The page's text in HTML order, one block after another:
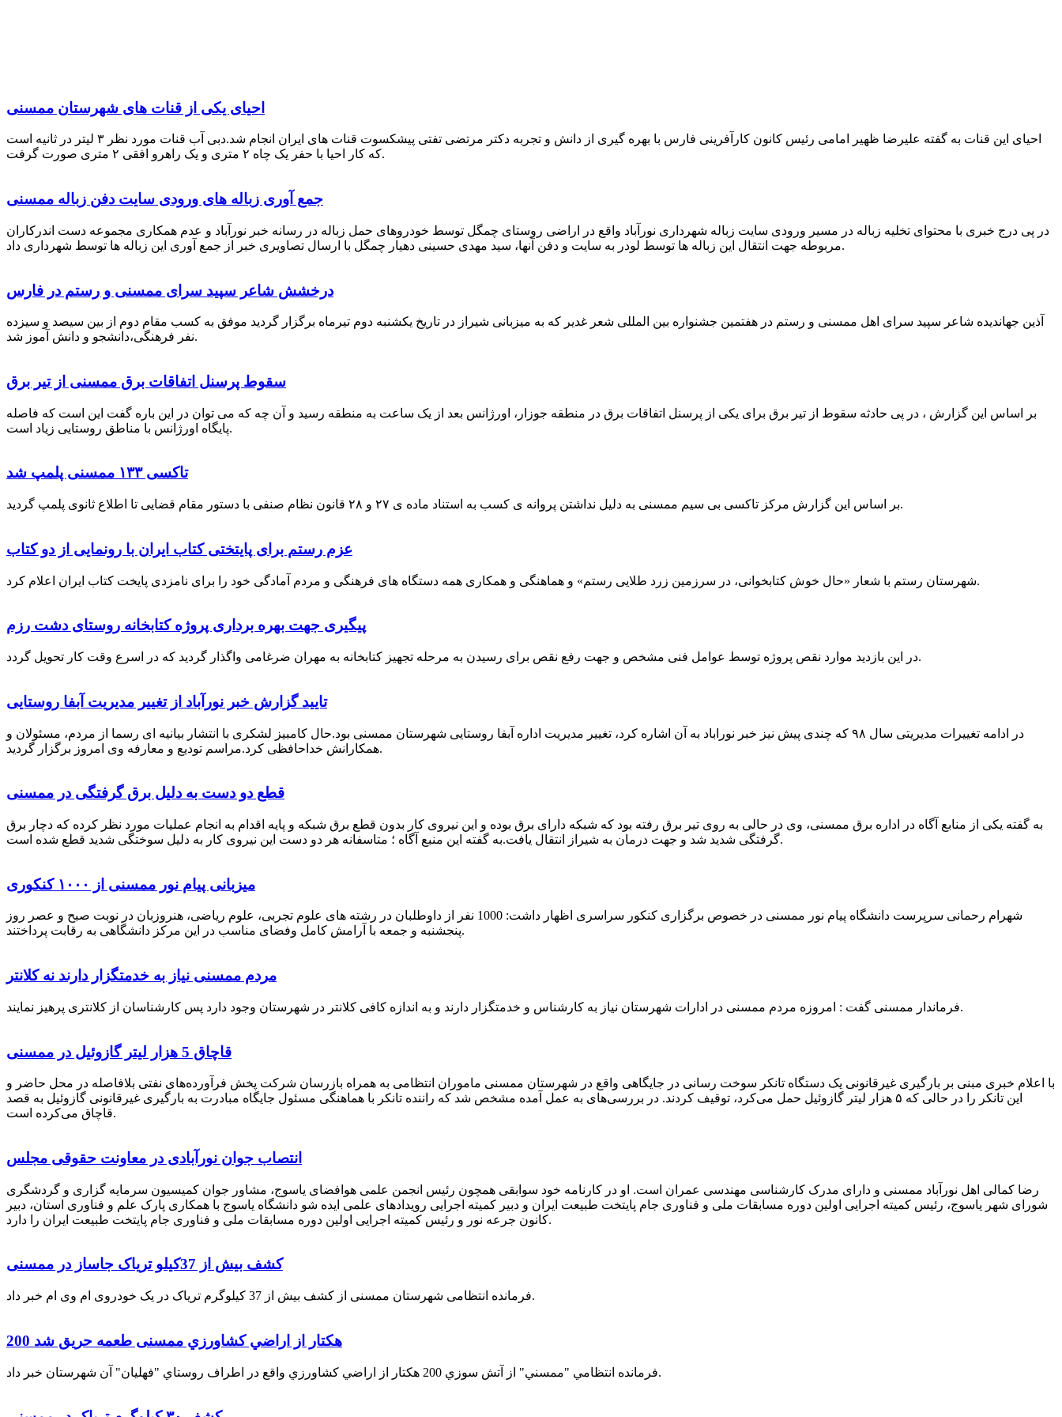
احیای یکی از قنات های شهرستان ممسنی
احیای این قنات به گفته علیرضا ظهیر امامی رئیس کانون کارآفرینی فارس با بهره گیری از دانش و تجربه دکتر مرتضی تفتی پیشکسوت قنات های ایران انجام شد.دبی آب قنات مورد نظر ۳ لیتر در ثانیه است
که کار احیا با حفر یک چاه ۲ متری و یک راهرو افقی ۲ متری صورت گرفت.
جمع آوری زباله های ورودی سایت دفن زباله ممسنی
در پی درج خبری با محتوای تخلیه زباله در مسیر ورودی سایت زباله شهرداری نورآباد واقع در اراضی روستای چمگل توسط خودروهای حمل زباله در رسانه خبر نورآباد و عدم همکاری مجموعه دست اندرکاران
مربوطه جهت انتقال این زباله ها توسط لودر به سایت و دفن آنها، سید مهدی حسینی دهیار چمگل با ارسال تصاویری خبر از جمع آوری این زباله ها توسط شهرداری داد.
درخشش شاعر سپید سرای ممسنی و رستم در فارس
آذین جهاندیده شاعر سپید سرای اهل ممسنی و رستم در هفتمین جشنواره بین المللی شعر غدیر که به میزبانی شیراز در تاریخ یکشنبه دوم تیرماه برگزار گردید موفق به کسب مقام دوم از بین سیصد و سیزده
نفر فرهنگی،دانشجو و دانش آموز شد.
سقوط پرسنل اتفاقات برق ممسنی از تیر برق
بر اساس این گزارش ، در پی حادثه سقوط از تیر برق برای یکی از پرسنل اتفاقات برق در منطقه جوزار، اورژانس بعد از یک ساعت به منطقه رسید و آن چه که می توان در این باره گفت این است که فاصله
پایگاه اورژانس با مناطق روستایی زیاد است.
تاکسی ۱۳۳ ممسنی پلمپ شد
بر اساس این گزارش مرکز تاکسی بی سیم ممسنی به دلیل نداشتن پروانه ی کسب به استناد ماده ی ۲۷ و ۲۸ قانون نظام صنفی با دستور مقام قضایی تا اطلاع ثانوی پلمپ گردید.
عزم رستم برای پایتختی کتاب ایران با رونمایی از دو کتاب
شهرستان رستم با شعار «حال خوش کتابخوانی، در سرزمین زرد طلایی رستم» و هماهنگی و همکاری همه دستگاه های فرهنگی و مردم آمادگی خود را برای نامزدی پایخت کتاب ایران اعلام کرد.
پیگیری جهت بهره برداری پروژه کتابخانه روستای دشت رزم
در این بازدید موارد نقص پروژه توسط عوامل فنی مشخص و جهت رفع نقص برای رسیدن به مرحله تجهیز کتابخانه به مهران ضرغامی واگذار گردید که در اسرع وقت کار تحویل گردد.
تایید گزارش خبر نورآباد از تغییر مدیریت آبفا روستایی
در ادامه تغییرات مدیریتی سال ۹۸ که چندی پیش نیز خبر نوراباد به آن اشاره کرد، تغییر مدیریت اداره آبفا روستایی شهرستان ممسنی بود.حال کامبیز لشکری با انتشار بیانیه ای رسما از مردم، مسئولان و
همکارانش خداحافظی کرد.مراسم تودیع و معارفه وی امروز برگزار گردید.
قطع دو دست به دلیل برق گرفتگی در ممسنی
به گفته یکی از منابع آگاه در اداره برق ممسنی، وی در حالی به روی تیر برق رفته بود که شبکه دارای برق بوده و این نیروی کار بدون قطع برق شبکه و پایه اقدام به انجام عملیات مورد نظر کرده که دچار برق
گرفتگی شدید شد و جهت درمان به شیراز انتقال یافت.به گفته این منبع آگاه ؛ متاسفانه هر دو دست این نیروی کار به دلیل سوختگی شدید قطع شده است.
میزبانی پیام نور ممسنی از ۱۰۰۰ کنکوری
شهرام رحمانی سرپرست دانشگاه پیام نور ممسنی در خصوص برگزاری کنکور سراسری اظهار داشت: 1000 نفر از داوطلبان در رشته های علوم تجربی، علوم ریاضی، هنروزبان در نوبت صبح و عصر روز
پنجشنبه و جمعه با آرامش کامل وفضای مناسب در این مرکز دانشگاهی به رقابت پرداختند.
مردم ممسنی نیاز به خدمتگزار دارند نه کلانتر
فرماندار ممسنی گفت : امروزه مردم ممسنی در ادارات شهرستان نیاز به کارشناس و خدمتگزار دارند و به اندازه کافی کلانتر در شهرستان وجود دارد پس کارشناسان از کلانتری پرهیز نمایند.
قاچاق 5 هزار لیتر گازوئیل در ممسنی
با اعلام خبری مبنی بر بارگیری غیرقانونی یک دستگاه تانکر سوخت رسانی در جایگاهی واقع در شهرستان ممسنی ماموران انتظامی به همراه بازرسان شرکت پخش فرآورده‌های نفتی بلافاصله در محل حاضر و
این تانکر را در حالی که ۵ هزار لیتر گازوئیل حمل می‌کرد، توقیف کردند. در بررسی‌های به عمل آمده مشخص شد که راننده تانکر با هماهنگی مسئول جایگاه مبادرت به بارگیری غیرقانونی گازوئیل به قصد
قاچاق می‌کرده است.
انتصاب جوان نورآبادی در معاونت حقوقی مجلس
رضا کمالی اهل نورآباد ممسنی و دارای مدرک کارشناسی مهندسی عمران است. او در کارنامه خود سوابقی همچون رئیس انجمن علمی هوافضای یاسوج، مشاور جوان کمیسیون سرمایه گزاری و گردشگری
شورای شهر یاسوج، رئیس کمیته اجرایی اولین دوره مسابقات ملی و فناوری جام پایتخت طبیعت ایران و دبیر کمیته اجرایی رویدادهای علمی ایده شو دانشگاه یاسوج با همکاری پارک علم و فناوری استان، دبیر
کانون جرعه نور و رئیس کمیته اجرایی اولین دوره مسابقات ملی و فناوری جام پایتخت طبیعت ایران را دارد.
کشف بیش از 37کیلو تریاک جاساز در ممسنی
فرمانده انتظامی شهرستان ممسنی از کشف بیش از 37 کیلوگرم تریاک در یک خودروی ام وی ام خبر داد.
200 هكتار از اراضي كشاورزي ممسنی طعمه حریق شد
فرمانده انتظامي "ممسني" از آتش سوزي 200 هكتار از اراضي كشاورزي واقع در اطراف روستاي "فهلیان" آن شهرستان خبر داد.